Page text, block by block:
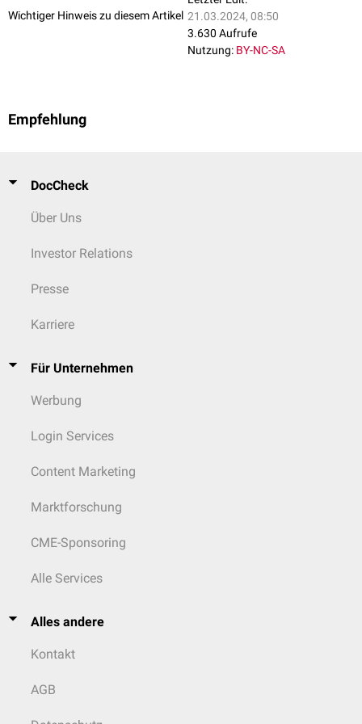
Wichtiger Hinweis zu diesem Artikel 21.03.2024, 08:50
3.630 Aufrufe
Nutzung: BY-NC-SA
Empfehlung
DocCheck
Über Uns
Investor Relations
Presse
Karriere
Für Unternehmen
Werbung
Login Services
Content Marketing
Marktforschung
CME-Sponsoring
Alle Services
Alles andere
Kontakt
AGB